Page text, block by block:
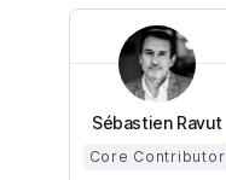
Sébastien Ravut
Core Contributor